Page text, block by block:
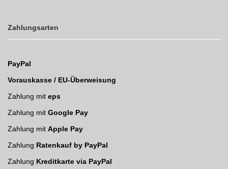
Zahlungsarten
PayPal
Vorauskasse / EU-Überweisung
Zahlung mit eps
Zahlung mit Google Pay
Zahlung mit Apple Pay
Zahlung Ratenkauf by PayPal
Zahlung Kreditkarte via PayPal